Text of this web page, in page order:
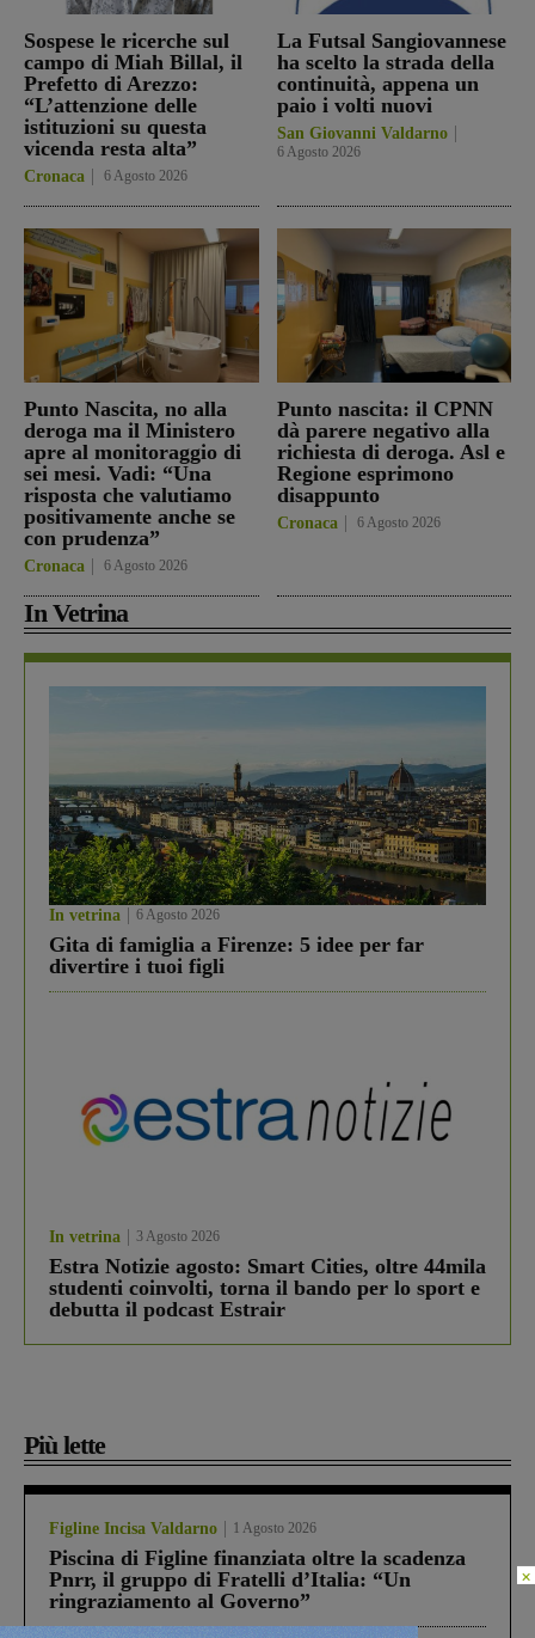
Sospese le ricerche sul
campo di Miah Billal, il
Prefetto di Arezzo:
“L’attenzione delle
istituzioni su questa
vicenda resta alta”
Cronaca 6 Agosto 2026
La Futsal Sangiovannese
ha scelto la strada della
continuità, appena un
paio i volti nuovi
San Giovanni Valdarno
6 Agosto 2026
Punto Nascita, no alla
deroga ma il Ministero
apre al monitoraggio di
sei mesi. Vadi: “Una
risposta che valutiamo
positivamente anche se
con prudenza”
Cronaca 6 Agosto 2026
Punto nascita: il CPNN
dà parere negativo alla
richiesta di deroga. Asl e
Regione esprimono
disappunto
Cronaca 6 Agosto 2026
In Vetrina
In vetrina 6 Agosto 2026
Gita di famiglia a Firenze: 5 idee per far
divertire i tuoi figli
In vetrina 3 Agosto 2026
Estra Notizie agosto: Smart Cities, oltre 44mila
studenti coinvolti, torna il bando per lo sport e
debutta il podcast Estrair
Più lette
Figline Incisa Valdarno 1 Agosto 2026
Piscina di Figline finanziata oltre la scadenza
Pnrr, il gruppo di Fratelli d’Italia: “Un
ringraziamento al Governo”
×